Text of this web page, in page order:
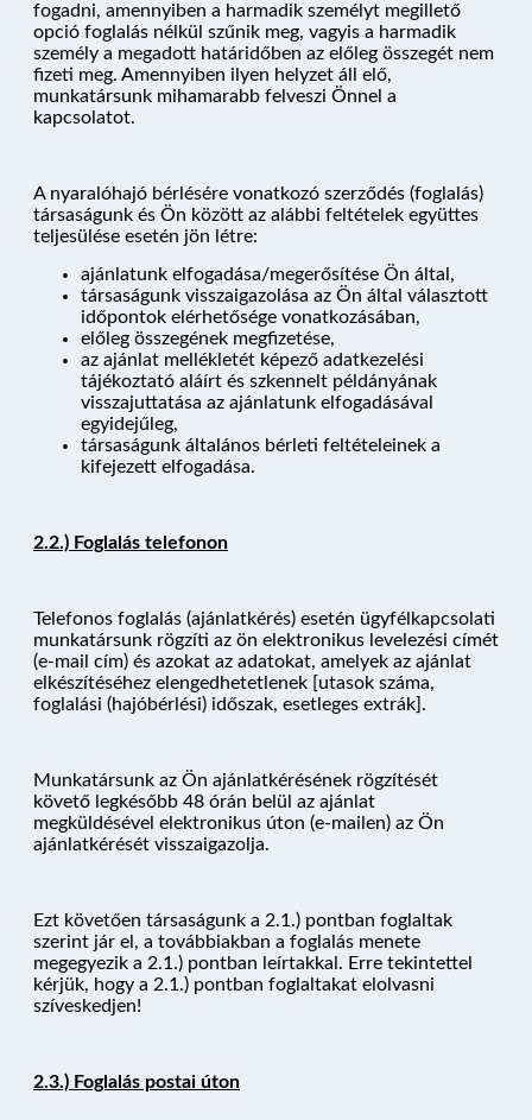
KIKÖTŐK
KÉRDÉSEK
PROGRAM
ÁRAK ÉS FOGLALÁS
fogadni, amennyiben a harmadik személyt megillető
opció foglalás nélkül szűnik meg, vagyis a harmadik
személy a megadott határidőben az előleg összegét nem
fizeti meg. Amennyiben ilyen helyzet áll elő,
munkatársunk mihamarabb felveszi Önnel a
kapcsolatot.
A nyaralóhajó bérlésére vonatkozó szerződés (foglalás)
társaságunk és Ön között az alábbi feltételek együttes
teljesülése esetén jön létre:
ajánlatunk elfogadása/megerősítése Ön által,
társaságunk visszaigazolása az Ön által választott
időpontok elérhetősége vonatkozásában,
előleg összegének megfizetése,
az ajánlat mellékletét képező adatkezelési
tájékoztató aláírt és szkennelt példányának
visszajuttatása az ajánlatunk elfogadásával
egyidejűleg,
társaságunk általános bérleti feltételeinek a
kifejezett elfogadása.
2.2.) Foglalás telefonon
Telefonos foglalás (ajánlatkérés) esetén ügyfélkapcsolati
munkatársunk rögzíti az ön elektronikus levelezési címét
(e-mail cím) és azokat az adatokat, amelyek az ajánlat
elkészítéséhez elengedhetetlenek [utasok száma,
foglalási (hajóbérlési) időszak, esetleges extrák].
Munkatársunk az Ön ajánlatkérésének rögzítését
követő legkésőbb 48 órán belül az ajánlat
megküldésével elektronikus úton (e-mailen) az Ön
ajánlatkérését visszaigazolja.
Ezt követően társaságunk a 2.1.) pontban foglaltak
szerint jár el, a továbbiakban a foglalás menete
megegyezik a 2.1.) pontban leírtakkal. Erre tekintettel
kérjük, hogy a 2.1.) pontban foglaltakat elolvasni
szíveskedjen!
2.3.) Foglalás postai úton